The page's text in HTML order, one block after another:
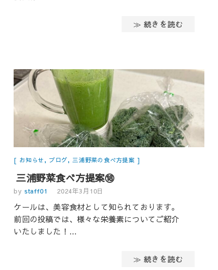
≫ 続きを読む
お知らせ, ブログ, 三浦野菜の食べ方提案
三浦野菜食べ方提案⑱
by staff01 2024年3月10日
ケールは、美容食材として知られております。
前回の投稿では、様々な栄養素についてご紹介
いたしました！…
≫ 続きを読む